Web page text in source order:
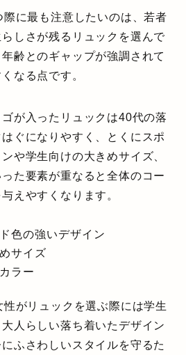
に最も注意したいのは、若者
しさが残るリュックを選んで
齢とのギャップが強調されて
なる点です。
が入ったリュックは40代の落
ぐになりやすく、とくにスポ
や学生向けの大きめサイズ、
た要素が重なると全体のコー
えやすくなります。
色の強いデザイン
サイズ
ラー
がリュックを選ぶ際には学生
人らしい落ち着いたデザイン
ふさわしいスタイルを守るた